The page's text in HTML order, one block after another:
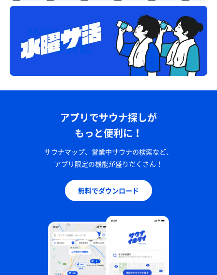
アプリでサウナ探しが
もっと便利に！
サウナマップ、営業中サウナの検索など、
アプリ限定の機能が盛りだくさん！
無料でダウンロード